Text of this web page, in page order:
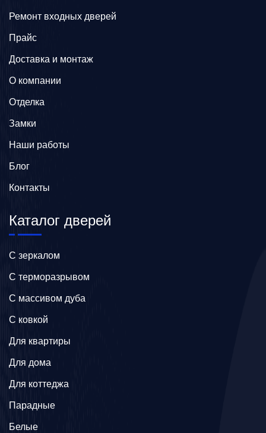
Ремонт входных дверей
Прайс
Доставка и монтаж
О компании
Отделка
Замки
Наши работы
Блог
Контакты
Каталог дверей
C зеркалом
C терморазрывом
C массивом дуба
C ковкой
Для квартиры
Для дома
Для коттеджа
Парадные
Белые